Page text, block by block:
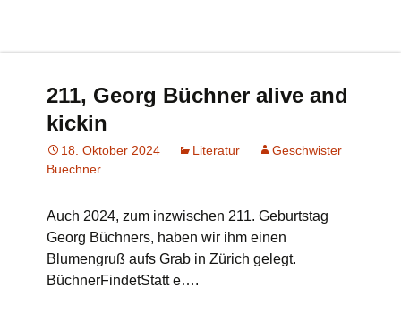
211, Georg Büchner alive and
kickin
18. Oktober 2024 Literatur
Geschwister
Buechner
Auch 2024, zum inzwischen 211. Geburtstag
Georg Büchners, haben wir ihm einen
Blumengruß aufs Grab in Zürich gelegt.
BüchnerFindetStatt e….